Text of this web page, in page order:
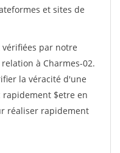
et sites de
par notre
à Charmes-02.
la véracité d'une
rapidement $etre en
réaliser rapidement